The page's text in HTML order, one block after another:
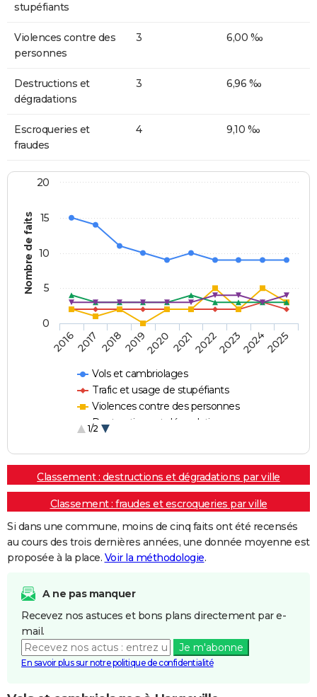
stupéfiants
Violences contre des
personnes
3 6,00 ‰
Destructions et
dégradations
3 6,96 ‰
Escroqueries et
fraudes
4 9,10 ‰
Nombre de faits
Vols et cambriolages
Trafic et usage de stupéfiants
Violences contre des personnes
Destructions et dégradations
1/2
20162017 20182019202020212022202320242025
0
5
10
15
20
Classement : destructions et dégradations par ville
Classement : fraudes et escroqueries par ville
Si dans une commune, moins de cinq faits ont été recensés
au cours des trois dernières années, une donnée moyenne est
proposée à la place. Voir la méthodologie.
A ne pas manquer
Recevez nos astuces et bons plans directement par e-
mail.
Je m'abonne
En savoir plus sur notre politique de confidentialité